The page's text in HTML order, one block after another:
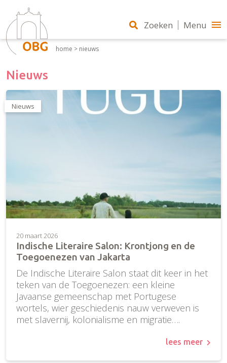
home > nieuws
Nieuws
Nieuws
20 maart 2026
Indische Literaire Salon: Krontjong en de
Toegoenezen van Jakarta
De Indische Literaire Salon staat dit keer in het
teken van de Toegoenezen: een kleine
Javaanse gemeenschap met Portugese
wortels, wier geschiedenis nauw verweven is
met slavernij, kolonialisme en migratie….
lees meer
Zoeken Menu